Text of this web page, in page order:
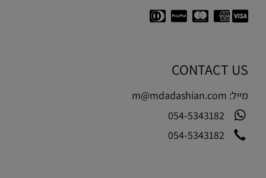
CONTACT US
מייל: m@mdadashian.com
054-5343182
054-5343182